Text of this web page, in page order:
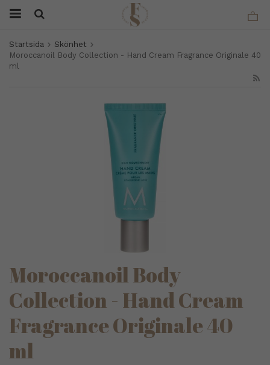
Startsida
Skönhet
Moroccanoil Body Collection - Hand Cream Fragrance Originale 40
ml
Moroccanoil Body
Collection - Hand Cream
Fragrance Originale 40
ml